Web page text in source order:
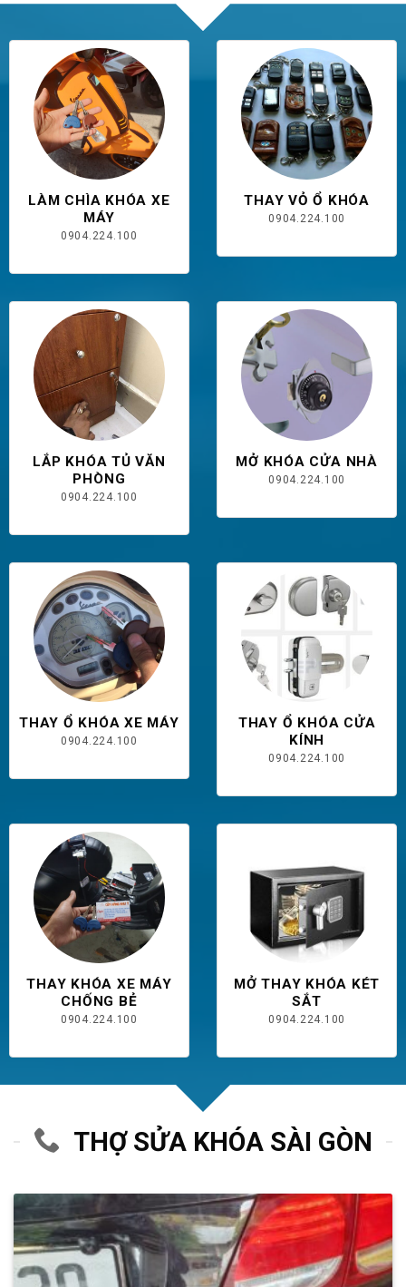
LÀM CHÌA KHÓA XE
MÁY
0904.224.100
THAY VỎ Ổ KHÓA
0904.224.100
LẮP KHÓA TỦ VĂN
PHÒNG
0904.224.100
MỞ KHÓA CỬA NHÀ
0904.224.100
THAY Ổ KHÓA XE MÁY
0904.224.100
THAY Ổ KHÓA CỬA
KÍNH
0904.224.100
THAY KHÓA XE MÁY
CHỐNG BẺ
0904.224.100
MỞ THAY KHÓA KÉT
SẮT
0904.224.100
THỢ SỬA KHÓA SÀI GÒN